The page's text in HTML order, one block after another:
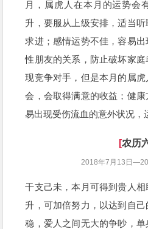
月，属虎人在本月的运势会
升，要服从上级安排，适当
求进；感情运势不佳，容易
性朋友的关系，防止破坏家
现竞争对手，但是本月的属
会，会取得满意的收益；健
易出现受伤流血的意外状况，
[农历
2018年7月13日
干支己未，本月可得到贵人
升，可加倍努力，以达到自
稳，爱人之间无大的争吵，